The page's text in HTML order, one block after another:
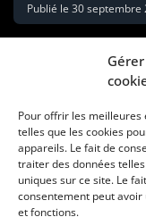
Pour offrir les meilleures
telles que les cookies
appareils. Le fait de
traiter des données
uniques sur ce site. Le
consentement peut
et fonctions.
Publié le 30 septembre
Une marque d’Agora